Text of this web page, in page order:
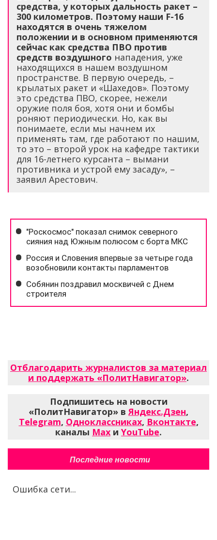
средства, у которых дальность ракет –
300 километров. Поэтому наши F-16
находятся в очень тяжелом
положении и в основном применяются
сейчас как средства ПВО против
средств воздушного нападения, уже
находящихся в нашем воздушном
пространстве. В первую очередь, –
крылатых ракет и «Шахедов». Поэтому
это средства ПВО, скорее, нежели
оружие поля боя, хотя они и бомбы
роняют периодически. Но, как вы
понимаете, если мы начнем их
применять там, где работают по нашим,
то это – второй урок на кафедре тактики
для 16-летнего курсанта – вымани
противника и устрой ему засаду», –
заявил Арестович.
Отблагодарить журналистов за материал
и поддержать «ПолитНавигатор».
Подпишитесь на новости
«ПолитНавигатор» вЯндекс.Дзен,
Telegram, Одноклассниках, Вконтакте,
каналы Max и YouTube.
Последние новости
Ошибка сети...